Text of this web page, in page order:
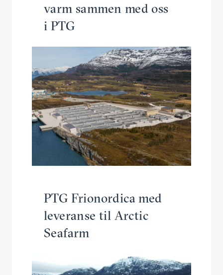
varm sammen med oss
i PTG
PTG Frionordica med
leveranse til Arctic
Seafarm